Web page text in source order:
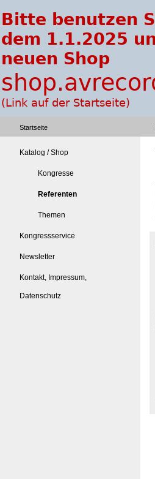
Startseite
Katalog / Shop
Kongresse
Referenten
Themen
Kongressservice
Newsletter
Kontakt, Impressum,
Datenschutz